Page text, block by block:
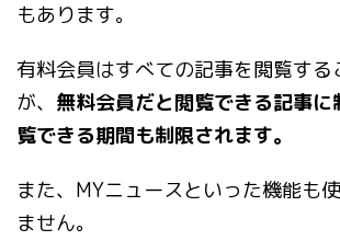
もあります。
有料会員はすべての記事を閲覧する
が、 無料会員だと閲覧できる記事に
覧できる期間も制限されます。
また、MYニュースといった機能も
ません。